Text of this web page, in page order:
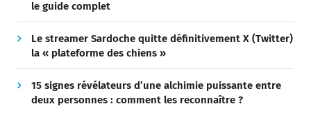
le guide complet
Le streamer Sardoche quitte définitivement X (Twitter)
la « plateforme des chiens »
15 signes révélateurs d’une alchimie puissante entre
deux personnes : comment les reconnaître ?